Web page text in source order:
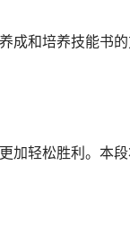
成和培养技能书
加轻松胜利。本